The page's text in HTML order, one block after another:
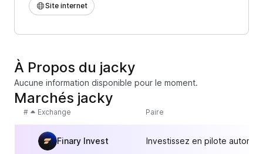
Site internet
À Propos du jacky
Aucune information disponible pour le moment.
Marchés jacky
# Exchange Paire
Finary Invest Investissez en pilote